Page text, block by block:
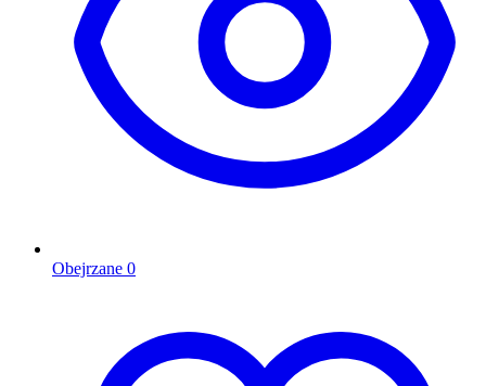
Obejrzane 0